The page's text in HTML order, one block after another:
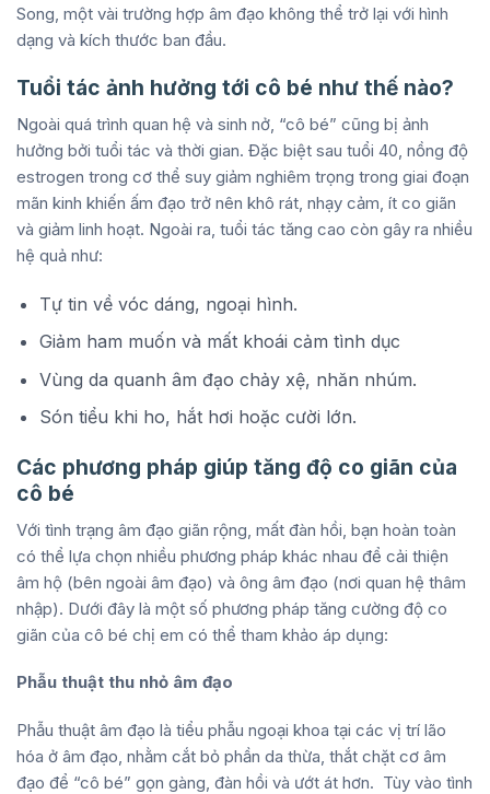
Song, một vài trường hợp âm đạo không thể trở lại với hình
dạng và kích thước ban đầu.
Tuổi tác ảnh hưởng tới cô bé như thế nào?
Ngoài quá trình quan hệ và sinh nở, “cô bé” cũng bị ảnh
hưởng bởi tuổi tác và thời gian. Đặc biệt sau tuổi 40, nồng độ
estrogen trong cơ thể suy giảm nghiêm trọng trong giai đoạn
mãn kinh khiến ấm đạo trở nên khô rát, nhạy cảm, ít co giãn
và giảm linh hoạt. Ngoài ra, tuổi tác tăng cao còn gây ra nhiều
hệ quả như:
Tự tin về vóc dáng, ngoại hình.
Giảm ham muốn và mất khoái cảm tình dục
Vùng da quanh âm đạo chảy xệ, nhăn nhúm.
Són tiểu khi ho, hắt hơi hoặc cười lớn.
Các phương pháp giúp tăng độ co giãn của
cô bé
Với tình trạng âm đạo giãn rộng, mất đàn hồi, bạn hoàn toàn
có thể lựa chọn nhiều phương pháp khác nhau để cải thiện
âm hộ (bên ngoài âm đạo) và ông âm đạo (nơi quan hệ thâm
nhập). Dưới đây là một số phương pháp tăng cường độ co
giãn của cô bé chị em có thể tham khảo áp dụng:
Phẫu thuật thu nhỏ âm đạo
Phẫu thuật âm đạo là tiểu phẫu ngoại khoa tại các vị trí lão
hóa ở âm đạo, nhằm cắt bỏ phần da thừa, thắt chặt cơ âm
đạo để “cô bé” gọn gàng, đàn hồi và ướt át hơn. Tùy vào tình